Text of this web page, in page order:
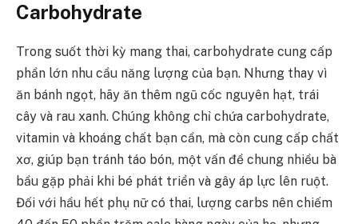
Carbohydrate
Trong suốt thời kỳ mang thai, carbohydrate cung cấp
phần lớn nhu cầu năng lượng của bạn. Nhưng thay vì
ăn bánh ngọt, hãy ăn thêm ngũ cốc nguyên hạt, trái
cây và rau xanh. Chúng không chỉ chứa carbohydrate,
vitamin và khoáng chất bạn cần, mà còn cung cấp chất
xơ, giúp bạn tránh táo bón, một vấn đề chung nhiều bà
bầu gặp phải khi bé phát triển và gây áp lực lên ruột.
Đối với hầu hết phụ nữ có thai, lượng carbs nên chiếm